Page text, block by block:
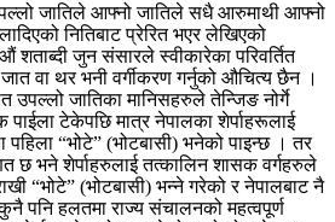
जातिले आफ्नो जातिले सधै आरुमाथी आफ्नो
नितिबाट प्रेरित भएर लेखिएको
जुन संसारले स्वीकारेका परिवर्तित
वा थर भनी वर्गीकरण गर्नुको औचित्य छैन ।
उपल्लो जातिका मानिसहरुले तेन्जिङ नोर्गे
पाईला टेकेपछि मात्र नेपालका शेर्पाहरूलाई
पहिला “भोटे” (भोटबासी) भनेको पाइन्छ । तर
छ भने शेर्पाहरुलाई तत्कालिन शासक वर्गहरुले
“भोटे” (भोटबासी) भन्ने गरेको र नेपालबाट नै
पनि हलतमा राज्य संचालनको महत्वपूर्ण